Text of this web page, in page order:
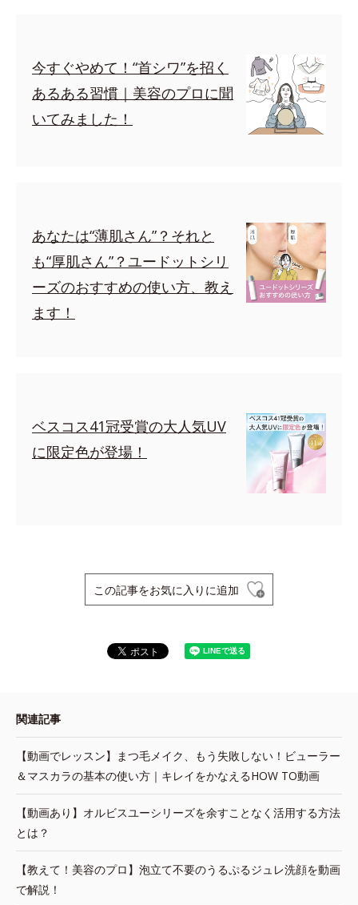
今すぐやめて！“首シワ”を招く
あるある習慣｜美容のプロに聞
いてみました！
あなたは“薄肌さん”？それと
も“厚肌さん”？ユードットシリ
ーズのおすすめの使い方、教え
ます！
ベスコス41冠受賞の大人気UV
に限定色が登場！
この記事をお気に入りに追加
関連記事
【動画でレッスン】まつ毛メイク、もう失敗しない！ビューラー
＆マスカラの基本の使い方｜キレイをかなえるHOW TO動画
【動画あり】オルビスユーシリーズを余すことなく活用する方法
とは？
【教えて！美容のプロ】泡立て不要のうるぷるジュレ洗顔を動画
で解説！